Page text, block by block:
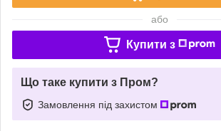
або
Купити з
Що таке купити з Пром?
Замовлення під захистом